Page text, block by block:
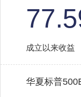
成立以来收益
华夏标普